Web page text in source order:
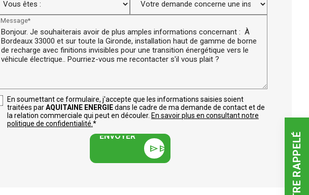
ÊTRE RAPPELÉ
Message*
En soumettant ce formulaire, j'accepte que les informations saisies soient
traitées parAQUITAINE ENERGIEdans le cadre de ma demande de contact et de
la relation commerciale qui peut en découler. En savoir plus en consultant notre
politique de confidentialité. * ENVOYER
ENVOYER
sendsend